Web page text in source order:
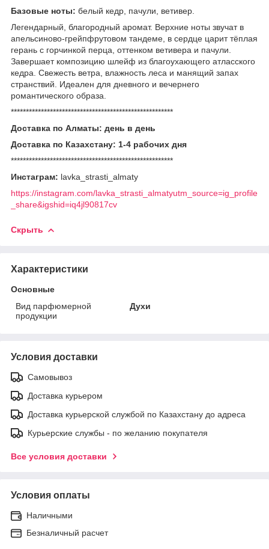
Базовые ноты: белый кедр, пачули, ветивер.
Легендарный, благородный аромат. Верхние ноты звучат в
апельсиново-грейпфрутовом тандеме, в сердце царит тёплая
герань с горчинкой перца, оттенком ветивера и пачули.
Завершает композицию шлейф из благоухающего атласского
кедра. Свежесть ветра, влажность леса и манящий запах
странствий. Идеален для дневного и вечернего
романтического образа.
******************************************************
Доставка по Алматы: день в день
Доставка по Казахстану: 1-4 рабочих дня
******************************************************
Инстаграм: lavka_strasti_almaty
https://instagram.com/lavka_strasti_almatyutm_source=ig_profile
_share&igshid=iq4jl90817cv
Скрыть
Характеристики
Основные
Вид парфюмерной
продукции
Духи
Условия доставки
Самовывоз
Доставка курьером
Доставка курьерской службой по Казахстану до адреса
Курьерские службы - по желанию покупателя
Все условия доставки
Условия оплаты
Наличными
Безналичный расчет